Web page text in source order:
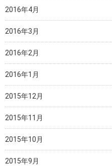
2016年4月
2016年3月
2016年2月
2016年1月
2015年12月
2015年11月
2015年10月
2015年9月